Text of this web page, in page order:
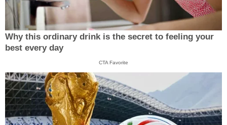
Why this ordinary drink is the secret to feeling your
best every day
CTA Favorite